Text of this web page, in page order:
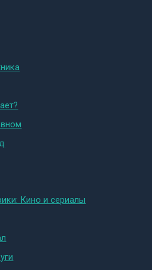
Кино и сериалы